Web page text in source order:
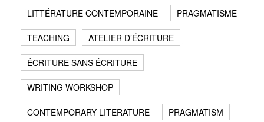
LITTÉRATURE CONTEMPORAINE PRAGMATISME
TEACHING ATELIER D’ÉCRITURE
ÉCRITURE SANS ÉCRITURE
WRITING WORKSHOP
CONTEMPORARY LITERATURE PRAGMATISM